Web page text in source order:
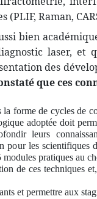
Raman,
bien
laser, et
des
que ces
forme de cycles de
adoptée doit
leurs
les
pratiques au
de ces techniques
et permettre aux